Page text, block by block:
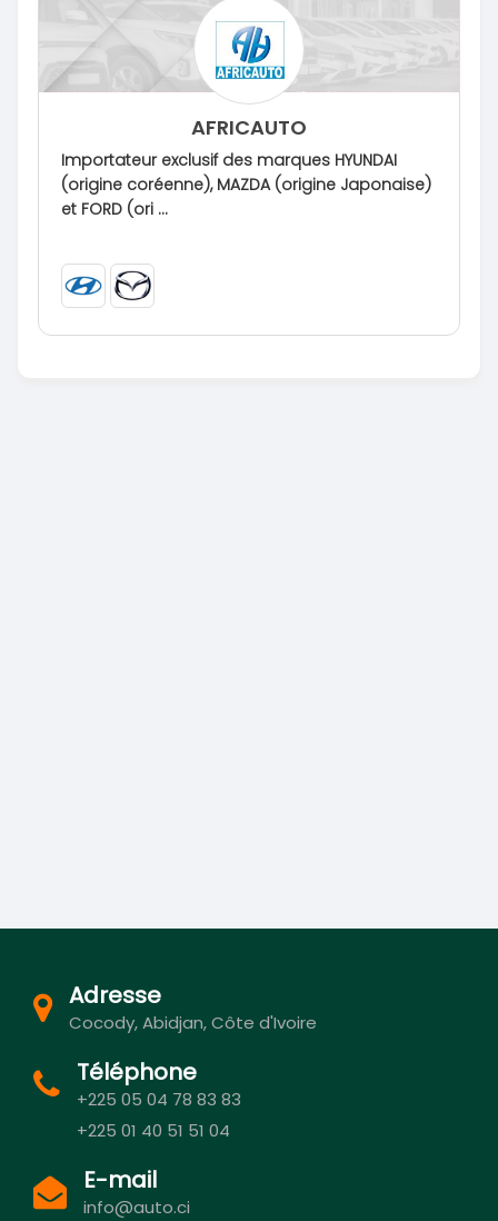
AFRICAUTO
Importateur exclusif des marques HYUNDAI
(origine coréenne), MAZDA (origine Japonaise)
et FORD (ori ...
Adresse
Cocody, Abidjan, Côte d'Ivoire
Téléphone
+225 05 04 78 83 83
+225 01 40 51 51 04
E-mail
info@auto.ci